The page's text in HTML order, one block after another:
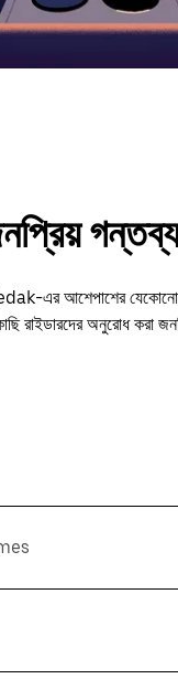
এর আশেপাশের
রাইডারদের অনুরোধ করা